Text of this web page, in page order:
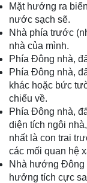
Mặt hướng ra
nước sạch sẽ.
Nhà phía trước
nhà của mình.
Phía Đông nhà,
Phía Đông nhà,
khác hoặc bức
chiếu về.
Phía Đông nhà,
diện tích ngôi
nhất là con trai
các mối quan hệ
Nhà hướng Đông
hưởng tích cực